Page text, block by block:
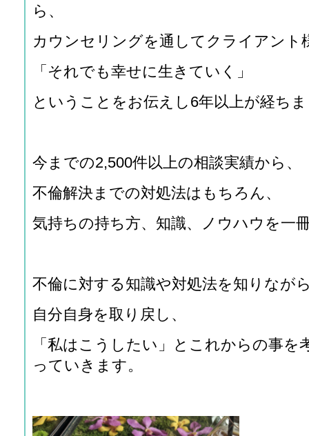
ら、
カウンセリングを通してクライアント
「それでも幸せに生きていく」
ということをお伝えし6年以上が経ち
今までの2,500件以上の相談実績から、
不倫解決までの対処法はもちろん、
気持ちの持ち方、知識、ノウハウを一
不倫に対する知識や対処法を知りなが
自分自身を取り戻し、
「私はこうしたい」とこれからの事
っていきます。